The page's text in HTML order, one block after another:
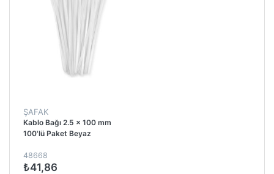
ŞAFAK
Kablo Bağı 2.5 x 100 mm
100'lü Paket Beyaz
48668
₺41,86